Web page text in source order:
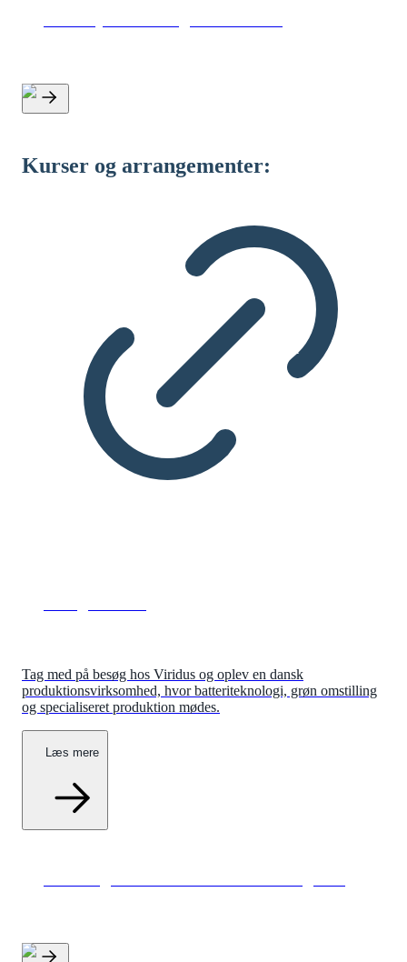
Kurser og arrangementer:
Tag med på besøg hos Viridus og oplev en dansk
produktionsvirksomhed, hvor batteriteknologi, grøn omstilling
og specialiseret produktion mødes.
Læs mere